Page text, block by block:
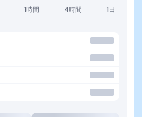
1時間 4時間 1日